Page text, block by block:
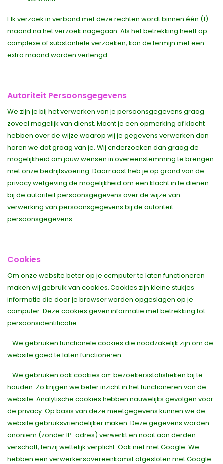
Elk verzoek in verband met deze rechten wordt binnen één (1)
maand na het verzoek nagegaan. Als het betrekking heeft op
complexe of substantiële verzoeken, kan de termijn met een
extra maand worden verlengd.
Autoriteit Persoonsgegevens
We zijn je bij het verwerken van je persoonsgegevens graag
zoveel mogelijk van dienst. Mocht je een opmerking of klacht
hebben over de wijze waarop wij je gegevens verwerken dan
horen we dat graag van je. Wij onderzoeken dan graag de
mogelijkheid om jouw wensen in overeenstemming te brengen
met onze bedrijfsvoering. Daarnaast heb je op grond van de
privacy wetgeving de mogelijkheid om een klacht in te dienen
bij de autoriteit persoonsgegevens over de wijze van
verwerking van persoonsgegevens bij de autoriteit
persoonsgegevens.
Cookies
Om onze website beter op je computer te laten functioneren
maken wij gebruik van cookies. Cookies zijn kleine stukjes
informatie die door je browser worden opgeslagen op je
computer. Deze cookies geven informatie met betrekking tot
persoonsidentificatie.
- We gebruiken functionele cookies die noodzakelijk zijn om de
website goed te laten functioneren.
- We gebruiken ook cookies om bezoekersstatistieken bij te
houden. Zo krijgen we beter inzicht in het functioneren van de
website. Analytische cookies hebben nauwelijks gevolgen voor
de privacy. Op basis van deze meetgegevens kunnen we de
website gebruiksvriendelijker maken. Deze gegevens worden
anoniem (zonder IP-adres) verwerkt en nooit aan derden
verschaft, tenzij wettelijk verplicht. Ook niet met Google. We
hebben een verwerkersovereenkomst afgesloten met Google